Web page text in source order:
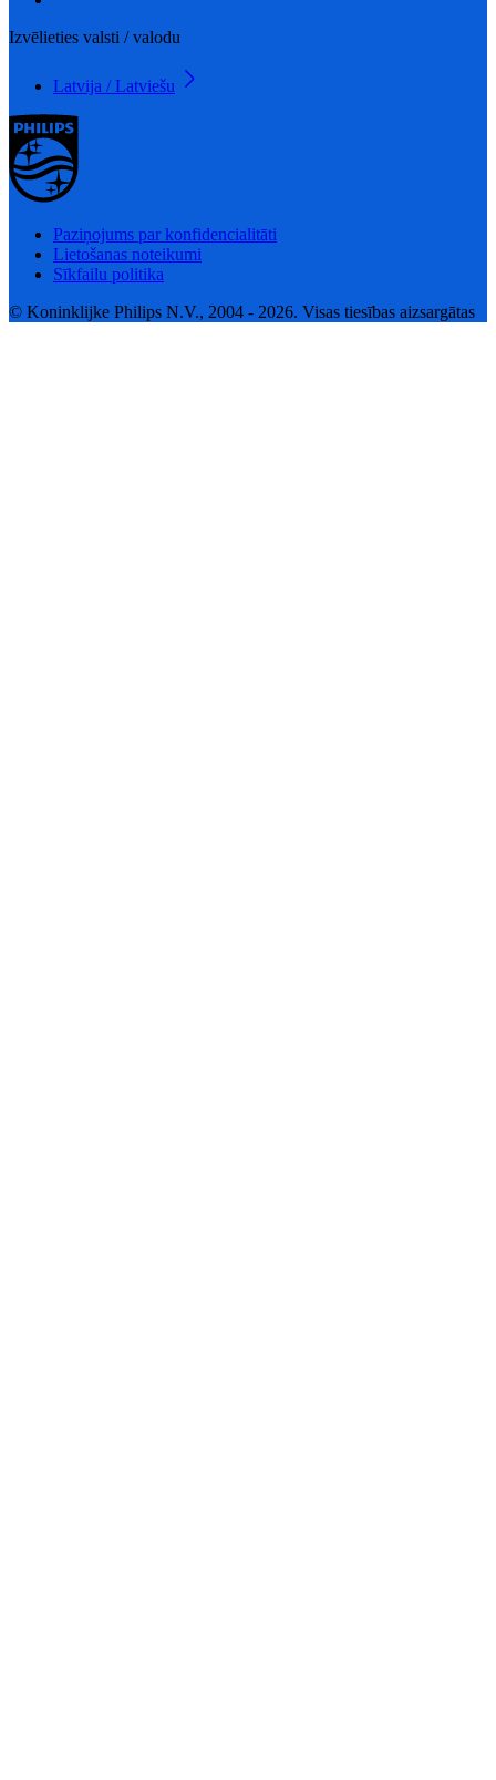
Izvēlieties valsti / valodu
Latvija / Latviešu
Paziņojums par konfidencialitāti
Lietošanas noteikumi
Sīkfailu politika
© Koninklijke Philips N.V., 2004 - 2026. Visas tiesības aizsargātas